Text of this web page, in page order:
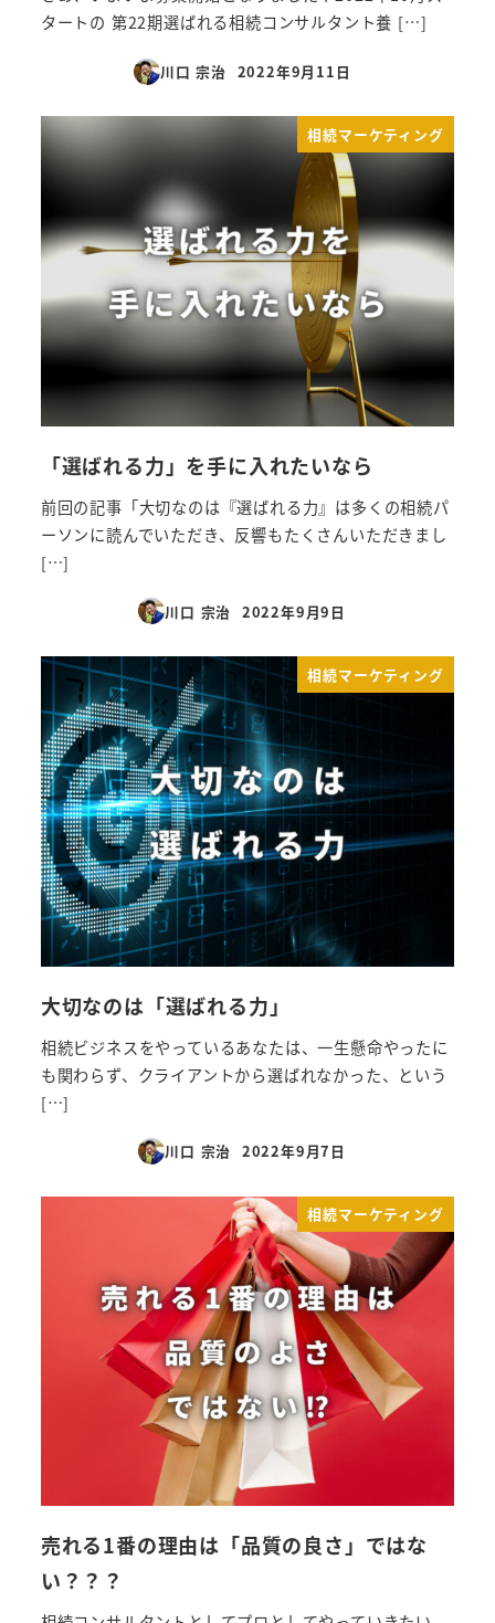
タートの 第22期選ばれる相続コンサルタント養 […]
川口 宗治
投稿日
2022年9月11日
相続マーケティング
「選ばれる力」を手に入れたいなら
前回の記事「大切なのは『選ばれる力』は多くの相続パ
ーソンに読んでいただき、反響もたくさんいただきまし
[…]
川口 宗治
投稿日
2022年9月9日
相続マーケティング
大切なのは「選ばれる力」
相続ビジネスをやっているあなたは、一生懸命やったに
も関わらず、クライアントから選ばれなかった、という
[…]
川口 宗治
投稿日
2022年9月7日
相続マーケティング
売れる1番の理由は「品質の良さ」ではな
い？？？